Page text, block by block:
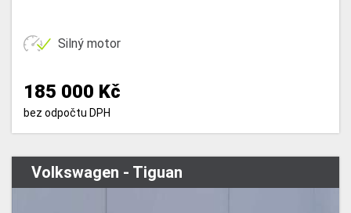
Silný motor
185 000 Kč
bez odpočtu DPH
Volkswagen - Tiguan